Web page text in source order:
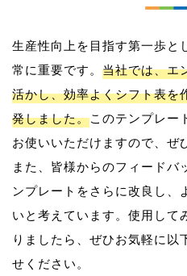
生産性向上を目指す第一歩と
常に重要です。 当社では、エ
活かし、効率よくシフト表を
発しました。このテンプレー
お使いいただけますので、ぜ
また、皆様からのフィード
ンプレートをさらに改良し、
いと考えています。使用して
りましたら、ぜひお気軽に以
せください。